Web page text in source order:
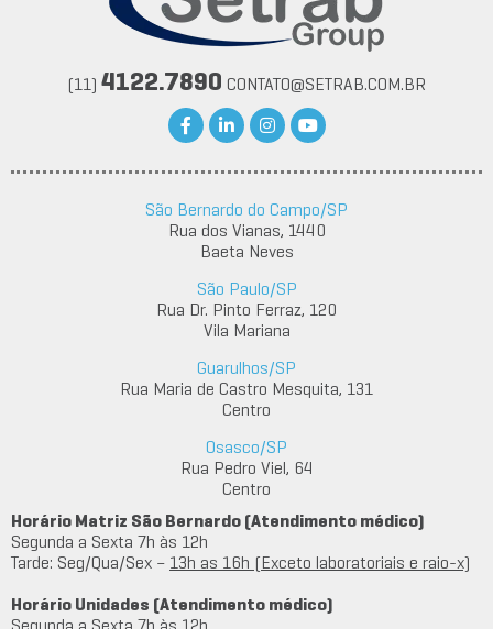
(11) 4122.7890 CONTATO@SETRAB.COM.BR
São Bernardo do Campo/SP
Rua dos Vianas, 1440
Baeta Neves
São Paulo/SP
Rua Dr. Pinto Ferraz, 120
Vila Mariana
Guarulhos/SP
Rua Maria de Castro Mesquita, 131
Centro
Osasco/SP
Rua Pedro Viel, 64
Centro
Horário Matriz São Bernardo (Atendimento médico)
Segunda a Sexta 7h às 12h
Tarde: Seg/Qua/Sex – 13h as 16h (Exceto laboratoriais e raio-x)
Horário Unidades (Atendimento médico)